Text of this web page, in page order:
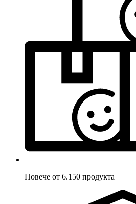
Повече от 6.150 продукта